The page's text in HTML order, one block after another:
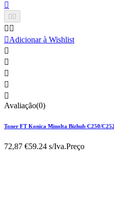

 
 
Adicionar à Wishlist





Avaliação(0)
Toner FT Konica Minolta Bizhub C250/
72,87 €59.24 s/Iva.Preço